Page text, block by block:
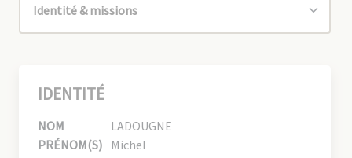
IDENTITÉ
NOM
LADOUGNE
PRÉNOM(S) Michel